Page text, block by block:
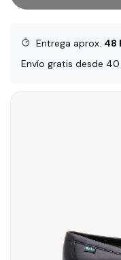
Entrega aprox. 48
Envío gratis desde 40